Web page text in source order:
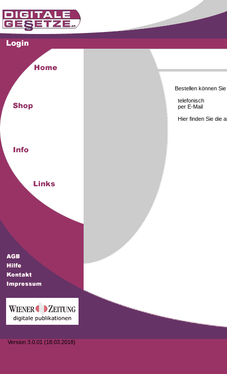
Version 3.0.01 (18.03.2018)
Bestellen können Sie
telefonisch
per E-Mail
Hier finden Sie die